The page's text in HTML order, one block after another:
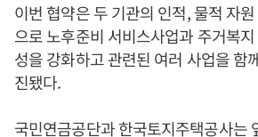
이번 협약은 두 기관의 인적, 물적 자
으로 노후준비 서비스사업과 주거복
성을 강화하고 관련된 여러 사업을 함
진됐다.
국민연금공단과 한국토지주택공사